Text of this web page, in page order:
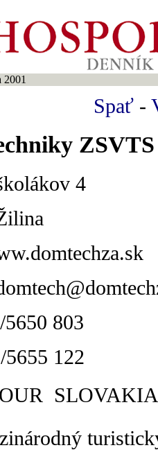
2001
Spať -
4
803
122
